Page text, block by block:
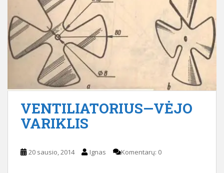
VENTILIATORIUS—VĖJO
VARIKLIS
20 sausio, 2014 Ignas Komentarų: 0